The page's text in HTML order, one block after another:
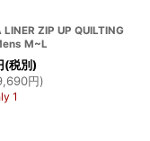
LINER ZIP UP QUILTING
M~L
(税別)
円)
1